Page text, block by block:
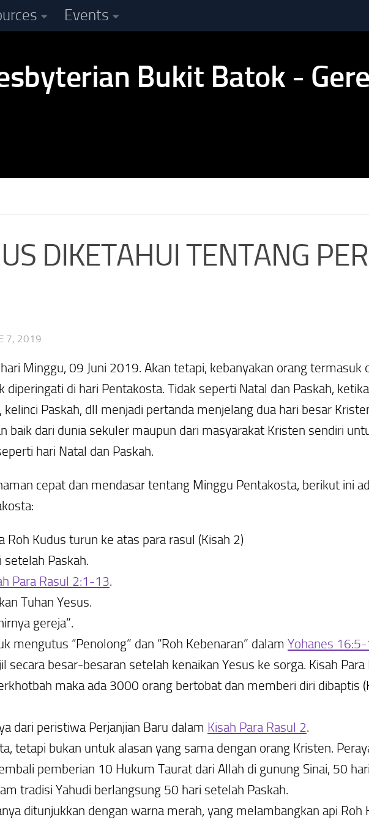
Events
DIKETAHUI TENTANG
7, 2019
Minggu, 09 Juni 2019. Akan tetapi, kebanyakan orang termasuk
di hari Pentakosta. Tidak seperti Natal dan Paskah,
Paskah, dll menjadi pertanda menjelang dua hari besar
baik dari dunia sekuler maupun dari masyarakat Kristen sendiri
hari Natal dan Paskah.
cepat dan mendasar tentang Minggu Pentakosta, berikut ini
Kudus turun ke atas para rasul (Kisah 2)
Paskah.
Para Rasul 2:1-13.
Tuhan Yesus.
gereja”.
mengutus “Penolong” dan “Roh Kebenaran” dalam Yohanes
besar-besaran setelah kenaikan Yesus ke sorga. Kisah Para
maka ada 3000 orang bertobat dan memberi diri dibaptis
dari peristiwa Perjanjian Baru dalam Kisah Para Rasul 2.
tetapi bukan untuk alasan yang sama dengan orang Kristen.
pemberian 10 Hukum Taurat dari Allah di gunung Sinai, 50
tradisi Yahudi berlangsung 50 hari setelah Paskah.
ditunjukkan dengan warna merah, yang melambangkan api Roh